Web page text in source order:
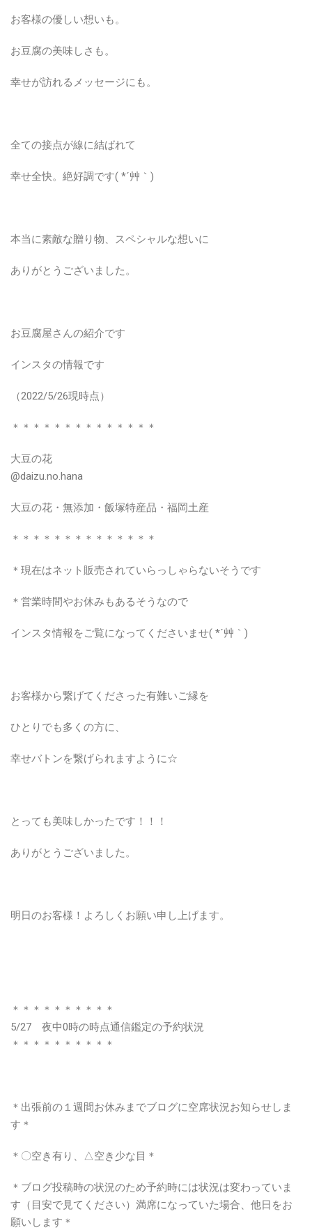
お客様の優しい想いも。
お豆腐の美味しさも。
幸せが訪れるメッセージにも。
全ての接点が線に結ばれて
幸せ全快。絶好調です( *´艸｀)
本当に素敵な贈り物、スペシャルな想いに
ありがとうございました。
お豆腐屋さんの紹介です
インスタの情報です
（2022/5/26現時点）
＊＊＊＊＊＊＊＊＊＊＊＊＊＊
大豆の花
@daizu.no.hana
大豆の花・無添加・飯塚特産品・福岡土産
＊＊＊＊＊＊＊＊＊＊＊＊＊＊
＊現在はネット販売されていらっしゃらないそうです
＊営業時間やお休みもあるそうなので
インスタ情報をご覧になってくださいませ( *´艸｀)
お客様から繋げてくださった有難いご縁を
ひとりでも多くの方に、
幸せバトンを繋げられますように☆
とっても美味しかったです！！！
ありがとうございました。
明日のお客様！よろしくお願い申し上げます。
＊＊＊＊＊＊＊＊＊＊
5/27 夜中0時の時点通信鑑定の予約状況
＊＊＊＊＊＊＊＊＊＊
＊出張前の１週間お休みまでブログに空席状況お知らせしま
す＊
＊〇空き有り、△空き少な目＊
＊ブログ投稿時の状況のため予約時には状況は変わっていま
す（目安で見てください）満席になっていた場合、他日をお
願いします＊